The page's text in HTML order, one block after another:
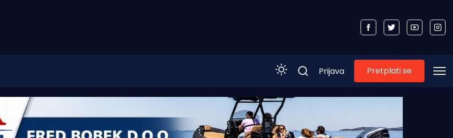
Prijava Pretplati se